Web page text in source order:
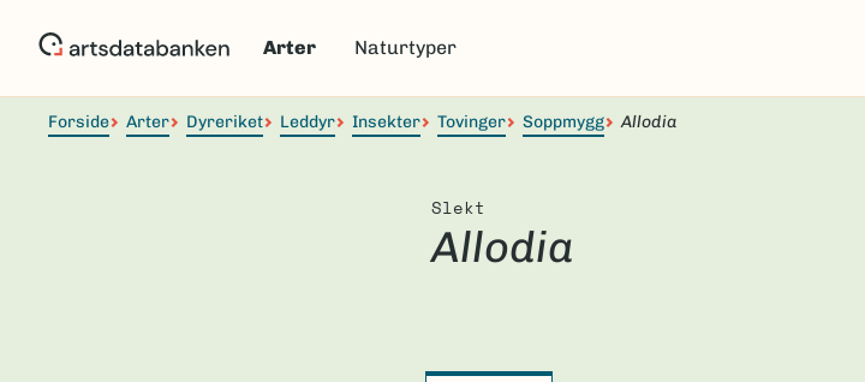
Arter Naturtyper
Forside Arter Dyreriket Leddyr Insekter Tovinger Soppmygg Allodia
Slekt
Allodia